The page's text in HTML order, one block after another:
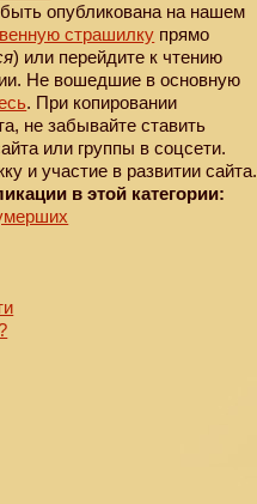
опубликована на нашем
страшилку прямо
) или перейдите к чтению
Не вошедшие в основную
. При копировании
не забывайте ставить
или группы в соцсети.
и участие в развитии сайта.
в этой категории: